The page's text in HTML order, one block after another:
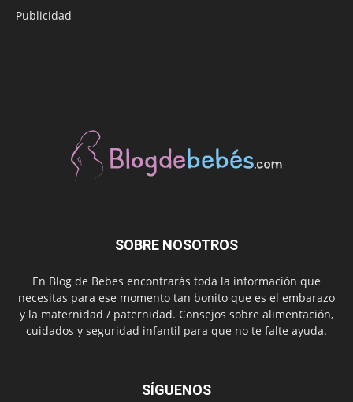
Publicidad
SOBRE NOSOTROS
En Blog de Bebes encontrarás toda la información que
necesitas para ese momento tan bonito que es el embarazo
y la maternidad / paternidad. Consejos sobre alimentación,
cuidados y seguridad infantil para que no te falte ayuda.
SÍGUENOS